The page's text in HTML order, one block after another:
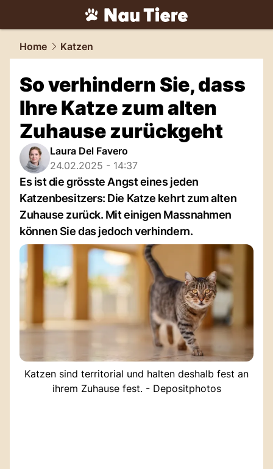
tiere.NAU.ch
Home Katzen
So verhindern Sie, dass
Ihre Katze zum alten
Zuhause zurückgeht
Laura Del Favero
24.02.2025 - 14:37
Es ist die grösste Angst eines jeden
Katzenbesitzers: Die Katze kehrt zum alten
Zuhause zurück. Mit einigen Massnahmen
können Sie das jedoch verhindern.
Katzen sind territorial und halten deshalb fest an
ihrem Zuhause fest. - Depositphotos